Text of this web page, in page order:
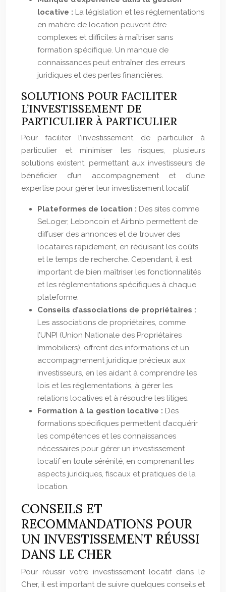
locative : La législation et les réglementations
en matière de location peuvent être
complexes et difficiles à maîtriser sans
formation spécifique. Un manque de
connaissances peut entraîner des erreurs
juridiques et des pertes financières.
SOLUTIONS POUR FACILITER
L’INVESTISSEMENT DE
PARTICULIER À PARTICULIER
Pour faciliter l’investissement de particulier à
particulier et minimiser les risques, plusieurs
solutions existent, permettant aux investisseurs de
bénéficier d’un accompagnement et d’une
expertise pour gérer leur investissement locatif.
Plateformes de location : Des sites comme
SeLoger, Leboncoin et Airbnb permettent de
diffuser des annonces et de trouver des
locataires rapidement, en réduisant les coûts
et le temps de recherche. Cependant, il est
important de bien maîtriser les fonctionnalités
et les réglementations spécifiques à chaque
plateforme.
Conseils d’associations de propriétaires :
Les associations de propriétaires, comme
l’UNPI (Union Nationale des Propriétaires
Immobiliers), offrent des informations et un
accompagnement juridique précieux aux
investisseurs, en les aidant à comprendre les
lois et les réglementations, à gérer les
relations locatives et à résoudre les litiges.
Formation à la gestion locative : Des
formations spécifiques permettent d’acquérir
les compétences et les connaissances
nécessaires pour gérer un investissement
locatif en toute sérénité, en comprenant les
aspects juridiques, fiscaux et pratiques de la
location.
CONSEILS ET
RECOMMANDATIONS POUR
UN INVESTISSEMENT RÉUSSI
DANS LE CHER
Pour réussir votre investissement locatif dans le
Cher, il est important de suivre quelques conseils et